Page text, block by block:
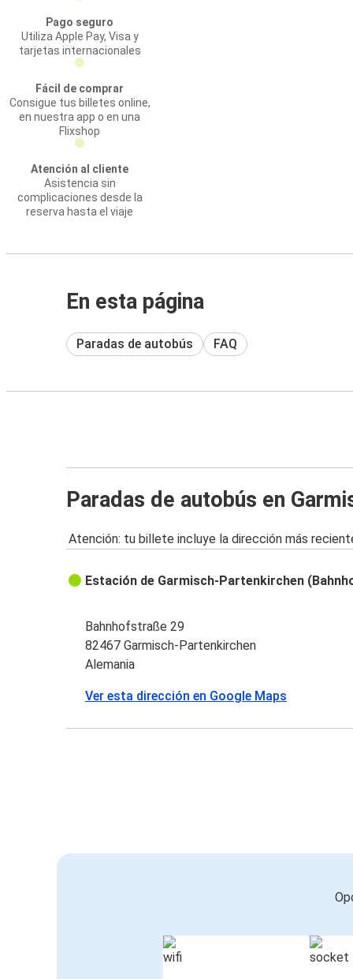
Pago seguro
Utiliza Apple Pay, Visa y
tarjetas internacionales
Fácil de comprar
Consigue tus billetes online,
en nuestra app o en una
Flixshop
Atención al cliente
Asistencia sin
complicaciones desde la
reserva hasta el viaje
En esta página
Paradas de autobús FAQ
Paradas de autobús en
Atención: tu billete incluye la dirección más
Estación de Garmisch-Partenkirchen
Bahnhofstraße 29
82467 Garmisch-Partenkirchen
Alemania
Ver esta dirección en Google Maps